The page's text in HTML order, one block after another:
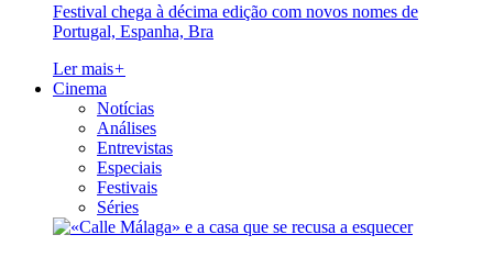
Festival chega à décima edição com novos nomes de
Portugal, Espanha, Bra
Ler mais+
Cinema
Notícias
Análises
Entrevistas
Especiais
Festivais
Séries